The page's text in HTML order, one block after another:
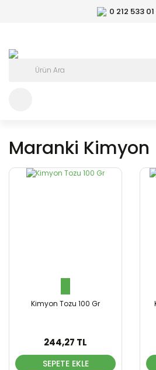
0 212 533
Maranki Kimyon
Kimyon Tozu 100 Gr
244,27 TL
SEPETE EKLE